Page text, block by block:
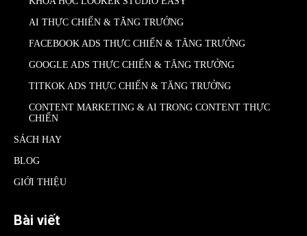
AI THỰC CHIẾN & TĂNG TRƯỞNG
FACEBOOK ADS THỰC CHIẾN & TĂNG TRƯỞNG
GOOGLE ADS THỰC CHIẾN & TĂNG TRƯỞNG
TITKOK ADS THỰC CHIẾN & TĂNG TRƯỞNG
CONTENT MARKETING & AI TRONG CONTENT THỰC
CHIẾN
SÁCH HAY
BLOG
GIỚI THIỆU
Bài viết